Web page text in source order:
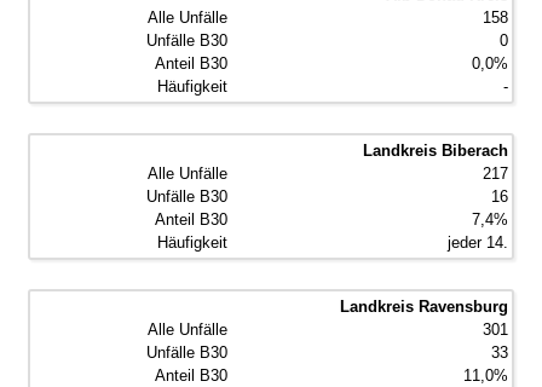
158
0
0,0%
-
Landkreis Biberach
217
16
7,4%
jeder 14.
Landkreis Ravensburg
301
33
11,0%